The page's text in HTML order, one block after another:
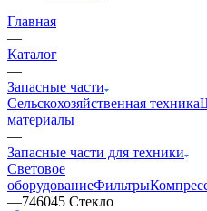
Главная
—
Каталог
—
Запасные части
Сельскохозяйственная техника
материалы
—
Запасные части для техники
Световое
оборудованиеФильтры
—746045 Стекло